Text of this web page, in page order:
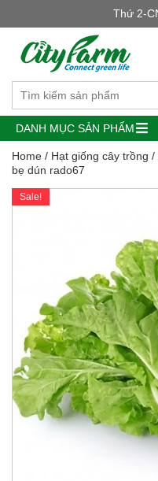
Thứ 2-
DANH MỤC SẢN PHẨM
Home / Hạt giống cây trồng /
bẹ dún rado67
Sale!